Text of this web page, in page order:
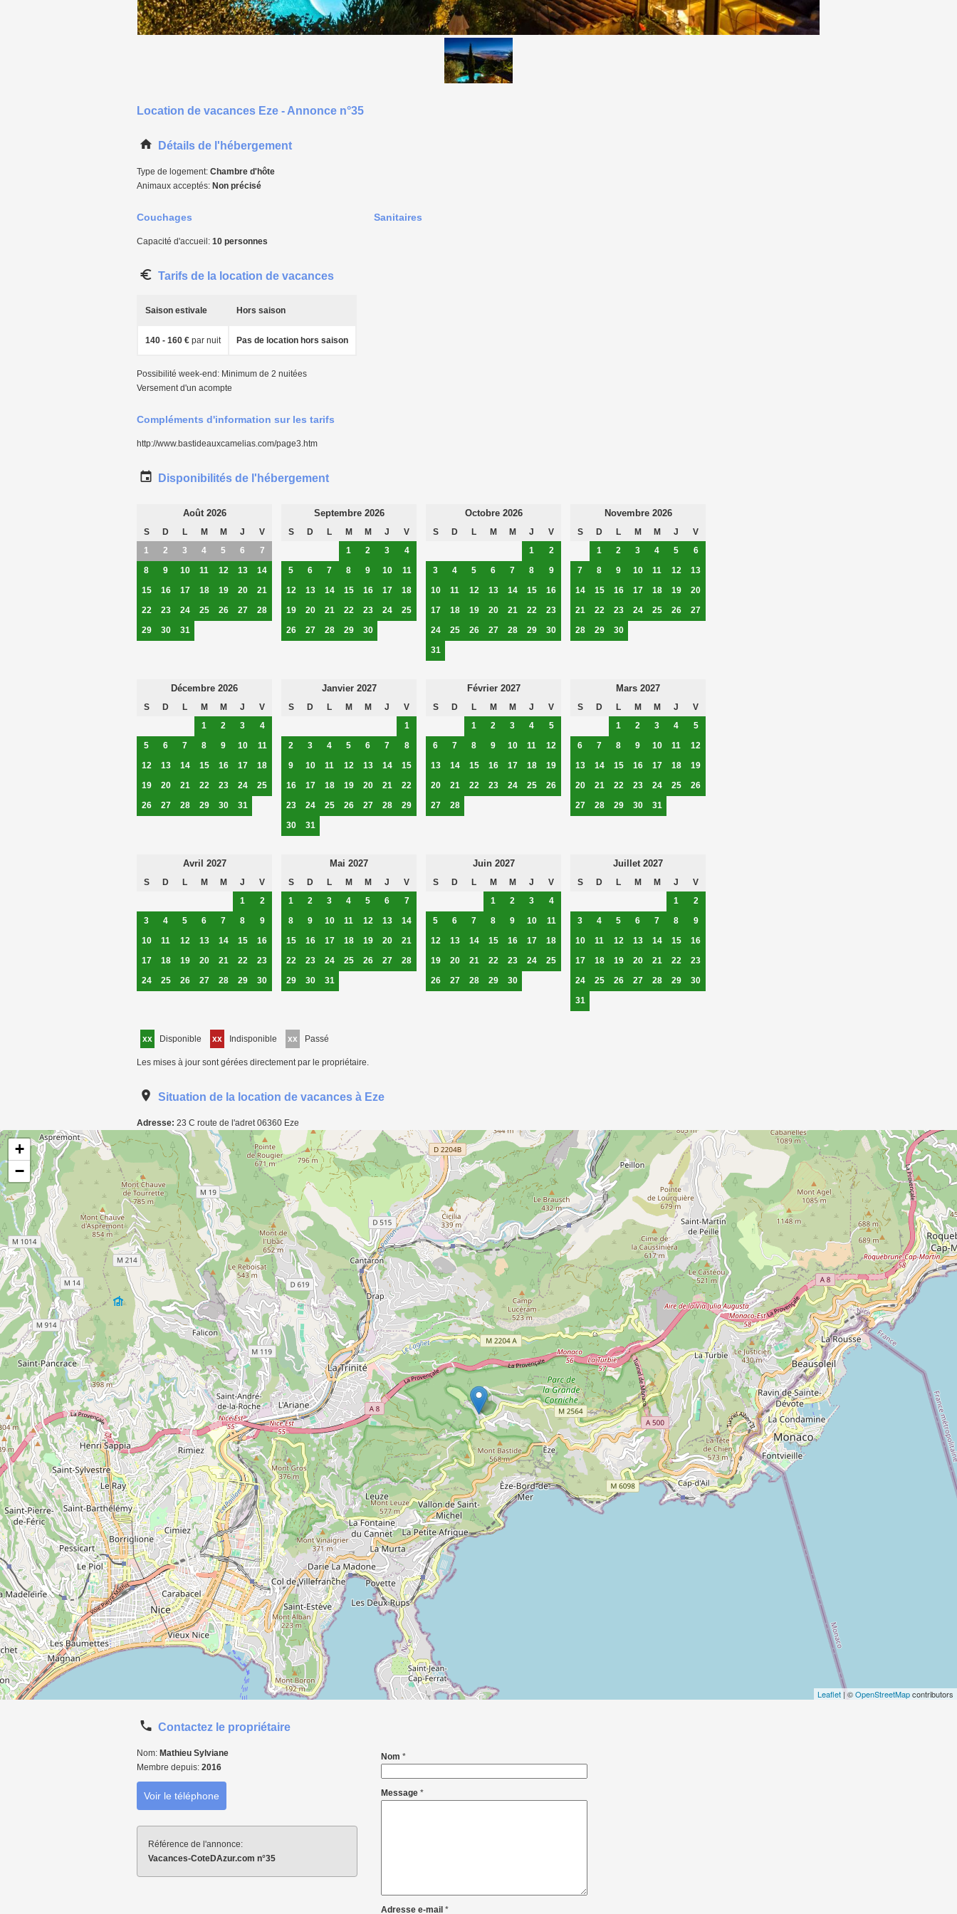
Location de vacances Eze - Annonce n°35
Détails de l'hébergement
Type de logement: Chambre d'hôte
Animaux acceptés: Non précisé
Couchages
Capacité d'accueil: 10 personnes
Sanitaires
Tarifs de la location de vacances
Saison estivale Hors saison
140 - 160 € par nuit Pas de location hors saison
Possibilité week-end: Minimum de 2 nuitées
Versement d'un acompte
Compléments d'information sur les tarifs
http://www.bastideauxcamelias.com/page3.htm
Disponibilités de l'hébergement
Août 2026
S D L M M J
V
1
2 3 4 5 6
7
8
9 10 11 12 13
14
15
16 17 18 19 20
21
22
23 24 25 26 27
28
29
30 31
Septembre 2026
S D L M M J
V
1
2 3
4
5
6 7 8 9 10
11
12
13 14 15 16 17
18
19
20 21 22 23 24
25
26
27 28 29 30
Octobre 2026
S D L M M J
V
1
2
3
4 5 6 7 8
9
10
11 12 13 14 15
16
17
18 19 20 21 22
23
24
25 26 27 28 29
30
31
Novembre 2026
S D L M M J
V
1
2 3 4 5
6
7
8 9 10 11 12
13
14
15 16 17 18 19
20
21
22 23 24 25 26
27
28
29 30
Décembre 2026
S D L M M J
V
1
2 3
4
5
6 7 8 9 10
11
12
13 14 15 16 17
18
19
20 21 22 23 24
25
26
27 28 29 30 31
Janvier 2027
S D L M M J
V
1
2
3 4 5 6 7
8
9
10 11 12 13 14
15
16
17 18 19 20 21
22
23
24 25 26 27 28
29
30
31
Février 2027
S D L M M J
V
1
2 3 4
5
6
7 8 9 10 11
12
13
14 15 16 17 18
19
20
21 22 23 24 25
26
27
28
Mars 2027
S D L M M J
V
1
2 3 4
5
6
7 8 9 10 11
12
13
14 15 16 17 18
19
20
21 22 23 24 25
26
27
28 29 30 31
Avril 2027
S D L M M J
V
1
2
3
4 5 6 7 8
9
10
11 12 13 14 15
16
17
18 19 20 21 22
23
24
25 26 27 28 29 30
Mai 2027
S D L M M J
V
1
2 3 4 5 6
7
8
9 10 11 12 13
14
15
16 17 18 19 20
21
22
23 24 25 26 27
28
29
30 31
Juin 2027
S D L M M J
V
1
2 3
4
5
6 7 8 9 10
11
12
13 14 15 16 17
18
19
20 21 22 23 24
25
26
27 28 29 30
Juillet 2027
S D L M M J
V
1
2
3
4 5 6 7 8
9
10
11 12 13 14 15
16
17
18 19 20 21 22
23
24
25 26 27 28 29
30
31
xx Disponible xx Indisponible xx Passé
Les mises à jour sont gérées directement par le propriétaire.
Situation de la location de vacances à Eze
Adresse: 23 C route de l'adret 06360 Eze
Carte de localisation de l'annonce: Chambre d'hôte pour 10 personnes à Eze
+
−
Leaflet | ©OpenStreetMapcontributors
Contactez le propriétaire
Nom: Mathieu Sylviane
Membre depuis: 2016
Voir le téléphone
Référence de l'annonce:
Vacances-CoteDAzur.com n°35
Nom *
Message *
Adresse e-mail *